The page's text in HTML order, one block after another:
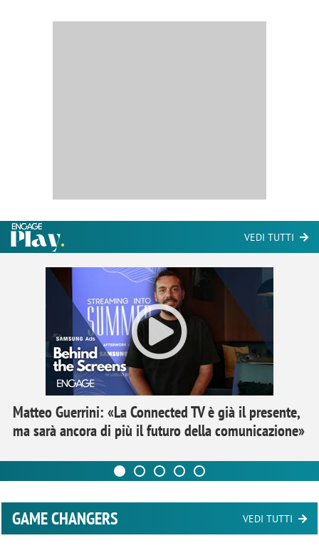
VEDI TUTTI
Matteo Guerrini: «La Connected TV è già il presente,
ma sarà ancora di più il futuro della comunicazione»
GAME CHANGERS VEDI TUTTI